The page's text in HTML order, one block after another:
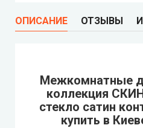
City Line
City Line Express
ОПИСАНИЕ ОТЗЫВЫ
Mежкомнатные
коллекция
стекло сатин
купить в